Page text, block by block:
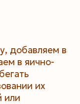
добавляем в
в яично-
их
или